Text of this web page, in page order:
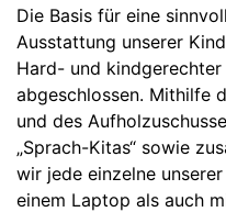
Die Basis für eine
Ausstattung unserer
Hard- und
abgeschlossen. Mithilfe
und des
„Sprach-Kitas“ sowie
wir jede einzelne
einem Laptop als auch